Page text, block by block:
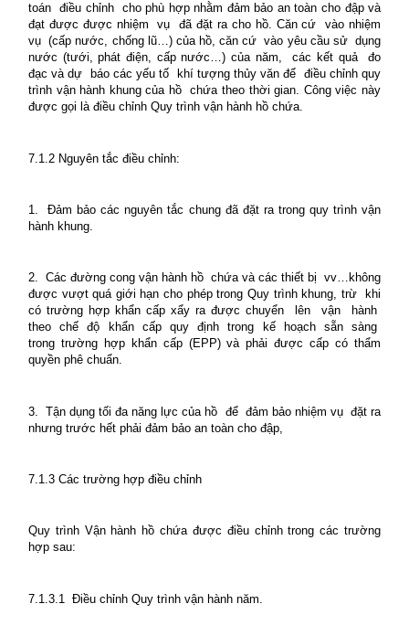
toán
điều chỉnh
cho phù hợp nhằm đảm bảo an toàn cho đập và
đạt được được nhiệm
vụ đã đặt ra cho hồ. Căn cứ
vào nhiệm
vụ (cấp nước, chống lũ…) của hồ, căn cứ vào yêu cầu sử dụng
nước (tưới, phát điện, cấp nước…) của năm,
các kết quả
đo
đạc và dự
báo các yếu tố khí tượng thủy văn để điều chỉnh quy
trình vận hành khung của hồ
chứa theo thời gian. Công việc này
được gọi là điều chỉnh Quy trình vận hành hồ chứa.
7.1.2 Nguyên tắc điều chỉnh:
1.
Đảm bảo các nguyên tắc chung đã đặt ra trong quy trình vận
hành khung.
2. Các đường cong vận hành hồ chứa và các thiết bị vv…không
được vượt quá giới hạn cho phép trong Quy trình khung, trừ
khi
có trường hợp khẩn cấp xẩy ra được chuyển
lên vận
hành
theo
chế độ khẩn cấp quy định trong kế hoạch sẵn
sàng
trong trường hợp khẩn cấp (EPP) và phải được cấp có thẩm
quyền phê chuẩn.
3. Tận dụng tối đa năng lực của hồ để đảm bảo nhiệm vụ đặt ra
nhưng trước hết phải đảm bảo an toàn cho đập,
7.1.3 Các trường hợp điều chỉnh
Quy trình Vận hành hồ chứa được điều chỉnh trong các trường
hợp sau:
7.1.3.1 Điều chỉnh Quy trình vận hành năm.